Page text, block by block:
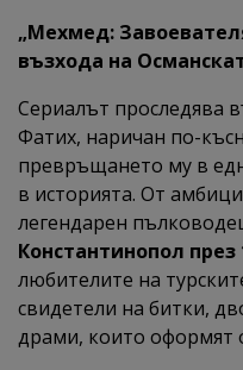
„Мехмед:
възхода на
Сериалът проследява
Фатих, наричан по-
превръщането му в
в историята. От
легендарен
Константинопол през
любителите на
свидетели на битки,
драми, които оформят